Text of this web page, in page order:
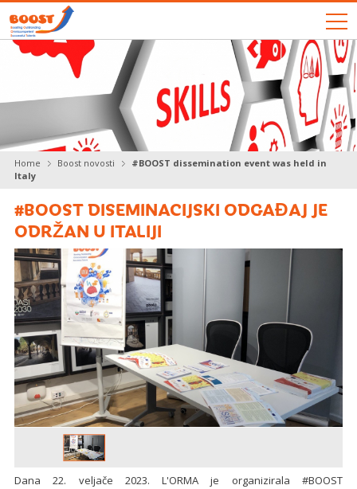
O PROJEKTU BOOST
BOOST NOVOSTI
Home Boost novosti
#BOOST dissemination event was held in
Italy
#BOOST DISEMINACIJSKI ODGAĐAJ JE
ODRŽAN U ITALIJI
Dana 22. veljače 2023. L'ORMA je organizirala #BOOST